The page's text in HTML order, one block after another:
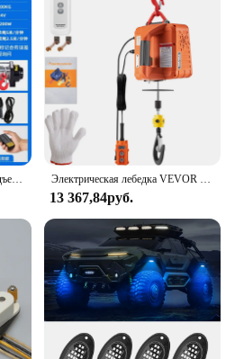
Грузовой кран, небольшой подъемный подъемник, грузовой кран Электрическая лебедка VEVOR 500 кг/фунтов, портативный кран с высотой подъема 25 футов, беспроводной или проводной пульт дистанционного управления для транспортировки
13 367,84руб.